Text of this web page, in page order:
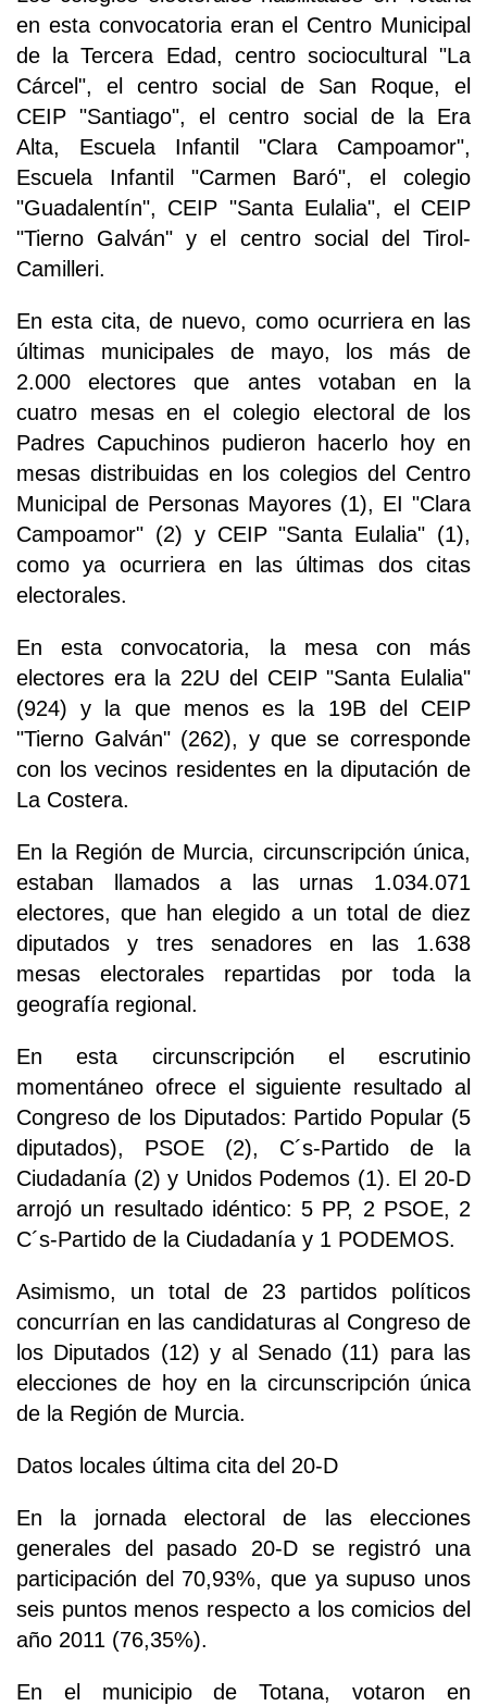
en esta convocatoria eran el Centro Municipal
de la Tercera Edad, centro sociocultural "La
Cárcel", el centro social de San Roque, el
CEIP "Santiago", el centro social de la Era
Alta, Escuela Infantil "Clara Campoamor",
Escuela Infantil "Carmen Baró", el colegio
"Guadalentín", CEIP "Santa Eulalia", el CEIP
"Tierno Galván" y el centro social del Tirol-
Camilleri.
En esta cita, de nuevo, como ocurriera en las
últimas municipales de mayo, los más de
2.000 electores que antes votaban en la
cuatro mesas en el colegio electoral de los
Padres Capuchinos pudieron hacerlo hoy en
mesas distribuidas en los colegios del Centro
Municipal de Personas Mayores (1), EI "Clara
Campoamor" (2) y CEIP "Santa Eulalia" (1),
como ya ocurriera en las últimas dos citas
electorales.
En esta convocatoria, la mesa con más
electores era la 22U del CEIP "Santa Eulalia"
(924) y la que menos es la 19B del CEIP
"Tierno Galván" (262), y que se corresponde
con los vecinos residentes en la diputación de
La Costera.
En la Región de Murcia, circunscripción única,
estaban llamados a las urnas 1.034.071
electores, que han elegido a un total de diez
diputados y tres senadores en las 1.638
mesas electorales repartidas por toda la
geografía regional.
En esta circunscripción el escrutinio
momentáneo ofrece el siguiente resultado al
Congreso de los Diputados: Partido Popular (5
diputados), PSOE (2), C´s-Partido de la
Ciudadanía (2) y Unidos Podemos (1). El 20-D
arrojó un resultado idéntico: 5 PP, 2 PSOE, 2
C´s-Partido de la Ciudadanía y 1 PODEMOS.
Asimismo, un total de 23 partidos políticos
concurrían en las candidaturas al Congreso de
los Diputados (12) y al Senado (11) para las
elecciones de hoy en la circunscripción única
de la Región de Murcia.
Datos locales última cita del 20-D
En la jornada electoral de las elecciones
generales del pasado 20-D se registró una
participación del 70,93%, que ya supuso unos
seis puntos menos respecto a los comicios del
año 2011 (76,35%).
En el municipio de Totana, votaron en